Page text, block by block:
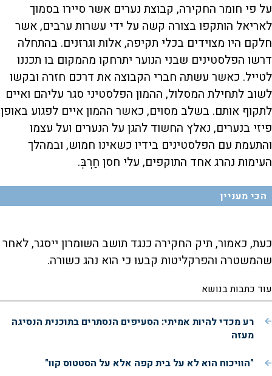
על פי חומר החקירה, קבוצת נערים אשר סיירו בסמוך
לאריאל הותקפו בצורה קשה על ידי עשרות ערבים, אשר
חלקם היו מצוידים בכלי תקיפה, אלות וגרזנים. בהתחלה
דרשו הפלסטינים שבני הנוער יתרחקו מהמקום בו תכננו
לטייל. כאשר עשתה חברי הקבוצה את דרכם חזרה ובקשו
לשוב לתחילת המסלול, ההמון הפלסטיני סגר עליהם ואיים
לתקוף אותם. בשלב מסוים, כאשר ההמון איים לפגוע באופן
פיזי בנערים, נאלץ החשוד להגן על הנערים ועל עצמו
והתעמת עם הפלסטינים בידיו כשאינו חמוש, ובמהלך
העימות נהרג אחד התוקפים, עלי חסן חַרְבְּ.
הכי מעניין
כעת, כאמור, תיק החקירה כנגד תושב השומרון ייסגר, לאחר
שהמשטרה והפרקליטות קבעו כי הוא נהג כשורה.
עוד כתבות בנושא
רע מכדי להיות אמיתי: הסעיפים הנסתרים בתוכנית הנסיגה
מעזה
"הוויכוח הוא לא על בית קפה אלא על הסטטוס קוו"